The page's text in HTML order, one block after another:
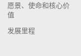
愿景、使命和核心价
值
发展里程